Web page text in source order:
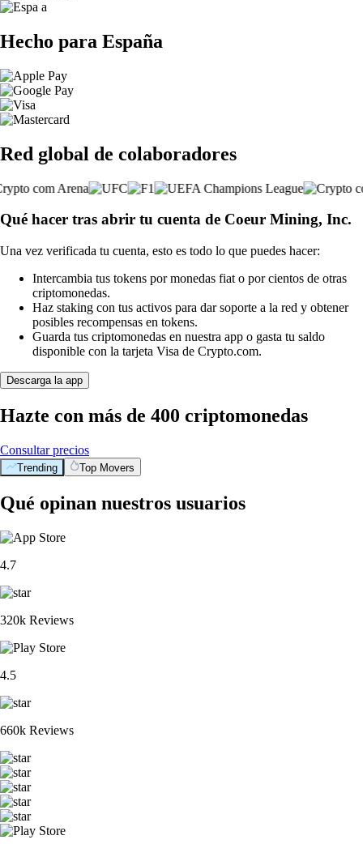
Hecho para España
Red global de colaboradores
Qué hacer tras abrir tu cuenta de Coeur Mining, Inc.
Una vez verificada tu cuenta, esto es todo lo que puedes hacer:
Intercambia tus tokens por monedas fiat o por cientos de otras
criptomonedas.
Haz staking con tus activos para dar soporte a la red y obtener
posibles recompensas en tokens.
Guarda tus criptomonedas en nuestra app o gasta tu saldo
disponible con la tarjeta Visa de Crypto.com.
Descarga la app
Hazte con más de 400 criptomonedas
Consultar precios
Trending Top Movers
Qué opinan nuestros usuarios
4.7
320k Reviews
4.5
660k Reviews